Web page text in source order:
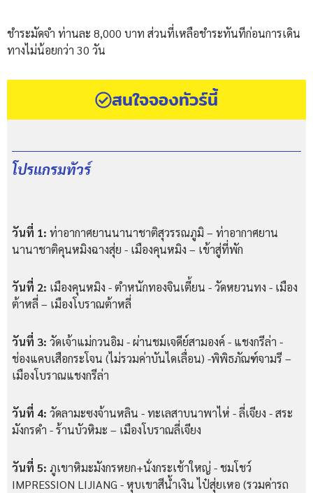
ชำระมัดจำ ท่านละ 8,000 บาท ส่วนที่เหลือชำระทันทีก่อนการเดิน
ทางไม่น้อยกว่า 30 วัน
สนใจจองทัวร์นี้
โปรแกรมทัวร์
วันที่ 1: ท่าอากาศยานนานาชาติสุวรรณภูมิ – ท่าอากาศยาน
นานาชาติคุนหมิงฉางสุ่ย - เมืองคุนหมิง – เข้าสู่ที่พัก
วันที่ 2: เมืองคุนหมิง - ตำหนักทองจินเตี้ยน - วัดหยวนทง - เมือง
ต้าหลี่ – เมืองโบราณต้าหลี่
วันที่ 3: วัดเจ้าแม่กวนอิม - ผ่านชมเจดีย์สามองค์ - แชงกรีล่า -
ช่องแคบเสือกระโจน (ไม่รวมค่าบันไดเลื่อน) -พิพิธภัณฑ์จามรี –
เมืองโบราณแชงกรีล่า
วันที่ 4: วัดลามะซงจ้านหลิน - ทะเลสาบนาพาไห่ - ลี่เจียง - สระ
มังกรดำ - ร้านบัวหิมะ – เมืองโบราณลี่เจียง
วันที่ 5: ภูเขาหิมะมังกรหยก+นั่งกระเช้าใหญ่ - ชมโชว์
IMPRESSION LIJIANG - หุบเขาสีน้ำเงิน ไป๋สุ่ยเหอ (รวมค่ารถ